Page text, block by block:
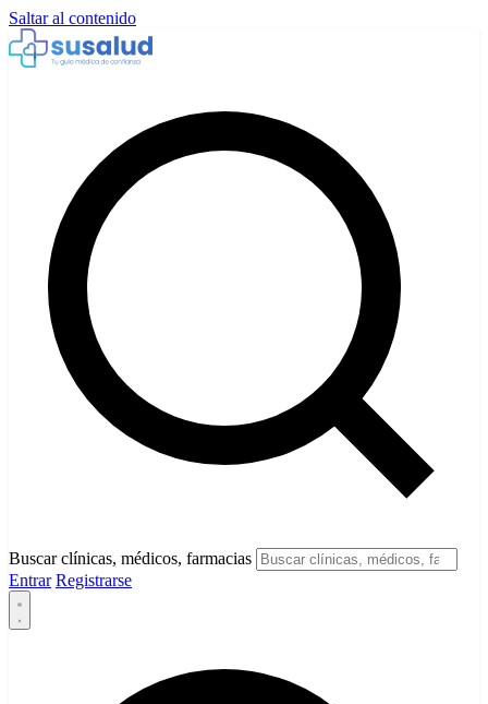
Saltar al contenido
Buscar clínicas, médicos, farmacias
Entrar Registrarse